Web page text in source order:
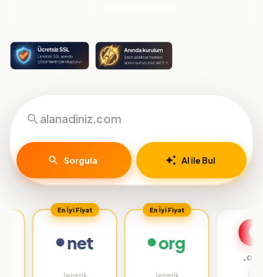
Sorgula AI ile Bul
En İyi Fiyat
net
En İyi Fiyat
org